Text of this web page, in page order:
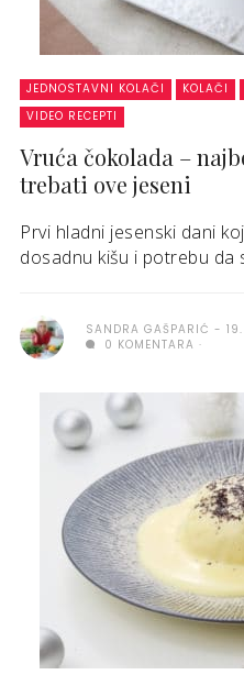
JEDNOSTAVNI KOLAČI KOLAČI
VIDEO RECEPTI
Vruća čokolada –
trebati ove jeseni
Prvi hladni jesenski dani
dosadnu kišu i potrebu da
SANDRA GAŠPARIĆ
0 KOMENTARA